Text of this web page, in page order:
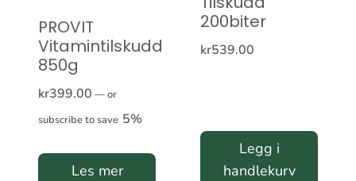
PROVIT
Vitamintilskudd
850g
kr399.00 —or
subscribe to save 5%
Les mer
200biter
kr539.00
Legg i
handlekurv